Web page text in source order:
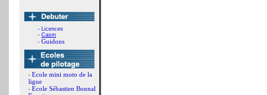
- Licences
- Casm
- Guidons
- Ecole mini moto de la
ligue
- Ecole Sébastien Bonnal